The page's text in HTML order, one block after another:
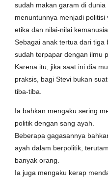
sudah makan garam di dunia
menuntunnya menjadi
etika dan nilai-nilai
Sebagai anak tertua dari tiga
sudah terpapar dengan ilmu
Karena itu, jika saat ini dia
praksis, bagi Stevi bukan
tiba-tiba.
Ia bahkan mengaku sering
politik dengan sang ayah.
Beberapa gagasannya
ayah dalam berpolitik,
banyak orang.
Ia juga mengaku kerap